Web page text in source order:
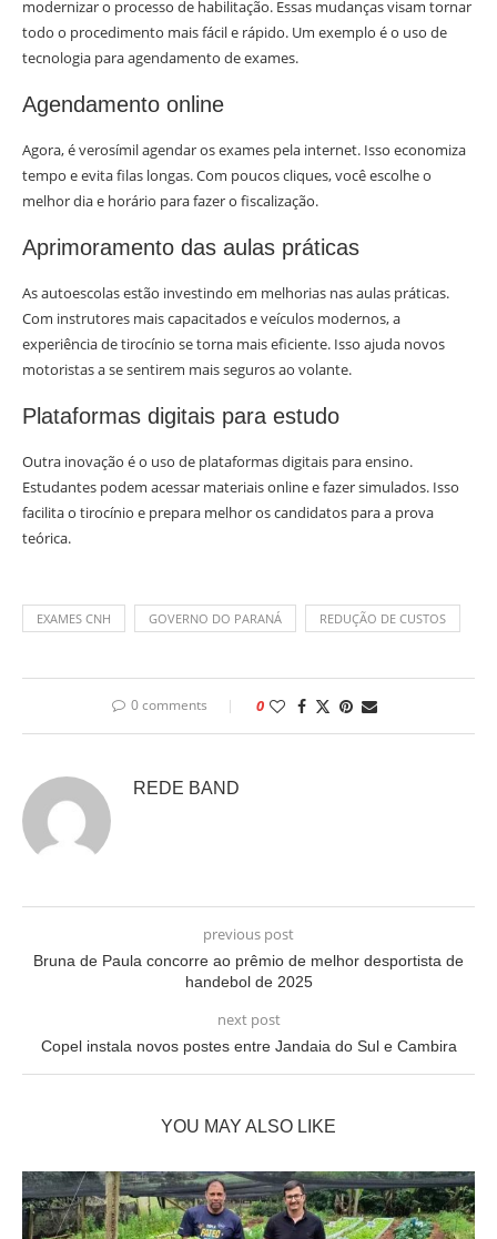
modernizar o processo de habilitação. Essas mudanças visam tornar
todo o procedimento mais fácil e rápido. Um exemplo é o uso de
tecnologia para agendamento de exames.
Agendamento online
Agora, é verosímil agendar os exames pela internet. Isso economiza
tempo e evita filas longas. Com poucos cliques, você escolhe o
melhor dia e horário para fazer o fiscalização.
Aprimoramento das aulas práticas
As autoescolas estão investindo em melhorias nas aulas práticas.
Com instrutores mais capacitados e veículos modernos, a
experiência de tirocínio se torna mais eficiente. Isso ajuda novos
motoristas a se sentirem mais seguros ao volante.
Plataformas digitais para estudo
Outra inovação é o uso de plataformas digitais para ensino.
Estudantes podem acessar materiais online e fazer simulados. Isso
facilita o tirocínio e prepara melhor os candidatos para a prova
teórica.
EXAMES CNH GOVERNO DO PARANÁ REDUÇÃO DE CUSTOS
0 comments 0
REDE BAND
previous post
Bruna de Paula concorre ao prêmio de melhor desportista de
handebol de 2025
next post
Copel instala novos postes entre Jandaia do Sul e Cambira
YOU MAY ALSO LIKE